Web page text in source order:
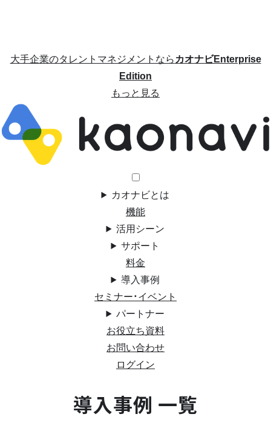
大手企業のタレントマネジメントならカオナビEnterprise
Edition
もっと見る
カオナビとは
機能
活用シーン
サポート
料金
導入事例
セミナー・イベント
パートナー
お役立ち資料
お問い合わせ
ログイン
導入事例 一覧